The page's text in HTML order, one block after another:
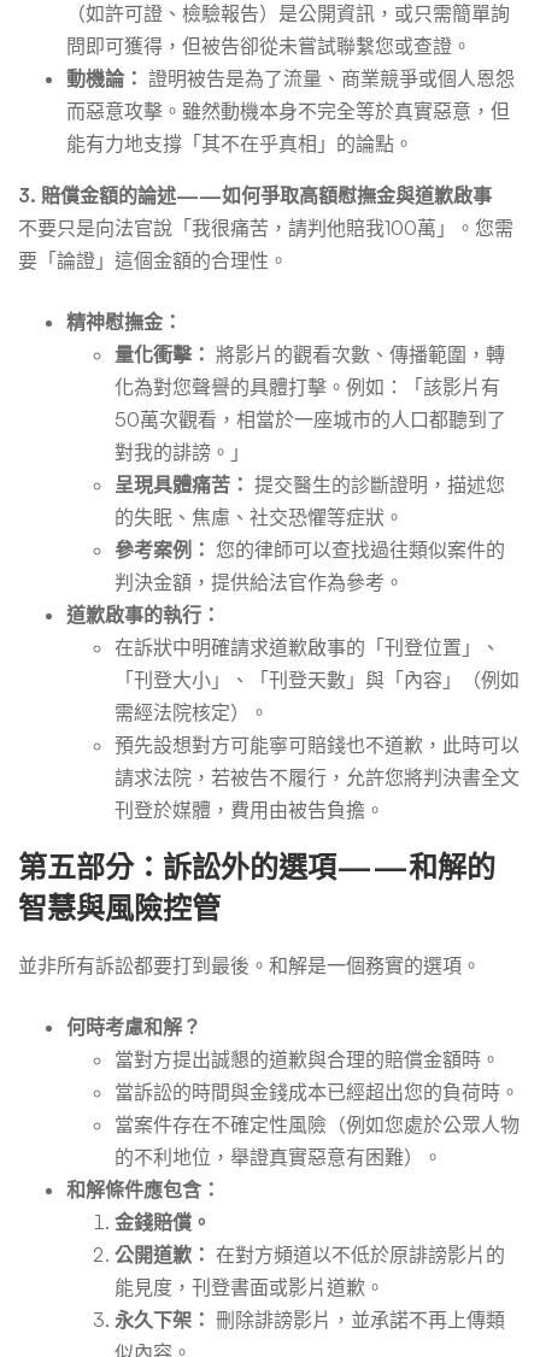
（如許可證、檢驗報告）是公開資訊，或只需簡單詢
問即可獲得，但被告卻從未嘗試聯繫您或查證。
動機論： 證明被告是為了流量、商業競爭或個人恩怨
而惡意攻擊。雖然動機本身不完全等於真實惡意，但
能有力地支撐「其不在乎真相」的論點。
3. 賠償金額的論述——如何爭取高額慰撫金與道歉啟事
不要只是向法官說「我很痛苦，請判他賠我100萬」。您需
要「論證」這個金額的合理性。
精神慰撫金：
量化衝擊： 將影片的觀看次數、傳播範圍，轉
化為對您聲譽的具體打擊。例如：「該影片有
50萬次觀看，相當於一座城市的人口都聽到了
對我的誹謗。」
呈現具體痛苦： 提交醫生的診斷證明，描述您
的失眠、焦慮、社交恐懼等症狀。
參考案例： 您的律師可以查找過往類似案件的
判決金額，提供給法官作為參考。
道歉啟事的執行：
在訴狀中明確請求道歉啟事的「刊登位置」、
「刊登大小」、「刊登天數」與「內容」（例如
需經法院核定）。
預先設想對方可能寧可賠錢也不道歉，此時可以
請求法院，若被告不履行，允許您將判決書全文
刊登於媒體，費用由被告負擔。
第五部分：訴訟外的選項——和解的
智慧與風險控管
並非所有訴訟都要打到最後。和解是一個務實的選項。
何時考慮和解？
當對方提出誠懇的道歉與合理的賠償金額時。
當訴訟的時間與金錢成本已經超出您的負荷時。
當案件存在不確定性風險（例如您處於公眾人物
的不利地位，舉證真實惡意有困難）。
和解條件應包含：
金錢賠償。
公開道歉： 在對方頻道以不低於原誹謗影片的
能見度，刊登書面或影片道歉。
永久下架： 刪除誹謗影片，並承諾不再上傳類